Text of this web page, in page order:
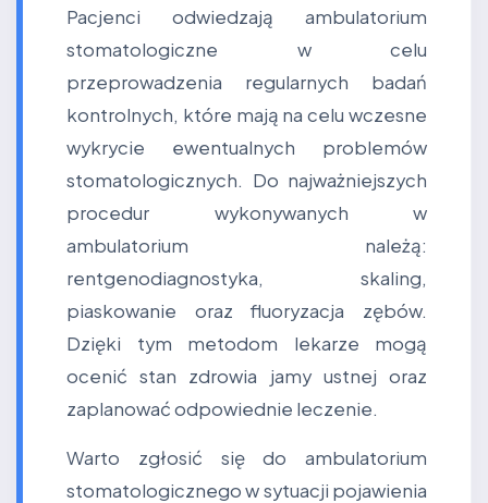
Pacjenci odwiedzają ambulatorium
stomatologiczne w celu
przeprowadzenia regularnych badań
kontrolnych, które mają na celu wczesne
wykrycie ewentualnych problemów
stomatologicznych. Do najważniejszych
procedur wykonywanych w
ambulatorium należą:
rentgenodiagnostyka, skaling,
piaskowanie oraz fluoryzacja zębów.
Dzięki tym metodom lekarze mogą
ocenić stan zdrowia jamy ustnej oraz
zaplanować odpowiednie leczenie.
Warto zgłosić się do ambulatorium
stomatologicznego w sytuacji pojawienia